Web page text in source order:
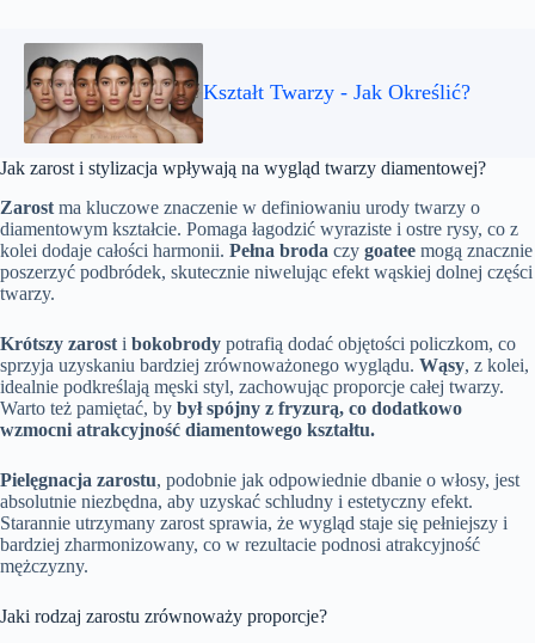
Kształt Twarzy - Jak Określić?
Jak zarost i stylizacja wpływają na wygląd twarzy diamentowej?
Zarost ma kluczowe znaczenie w definiowaniu urody twarzy o
diamentowym kształcie. Pomaga łagodzić wyraziste i ostre rysy, co z
kolei dodaje całości harmonii. Pełna broda czy goatee mogą znacznie
poszerzyć podbródek, skutecznie niwelując efekt wąskiej dolnej części
twarzy.
Krótszy zarost i bokobrody potrafią dodać objętości policzkom, co
sprzyja uzyskaniu bardziej zrównoważonego wyglądu. Wąsy, z kolei,
idealnie podkreślają męski styl, zachowując proporcje całej twarzy.
Warto też pamiętać, by był spójny z fryzurą, co dodatkowo
wzmocni atrakcyjność diamentowego kształtu.
Pielęgnacja zarostu, podobnie jak odpowiednie dbanie o włosy, jest
absolutnie niezbędna, aby uzyskać schludny i estetyczny efekt.
Starannie utrzymany zarost sprawia, że wygląd staje się pełniejszy i
bardziej zharmonizowany, co w rezultacie podnosi atrakcyjność
mężczyzny.
Jaki rodzaj zarostu zrównoważy proporcje?